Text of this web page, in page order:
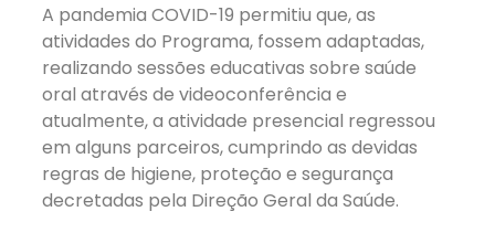
A pandemia COVID-19 permitiu que, as
atividades do Programa, fossem adaptadas,
realizando sessões educativas sobre saúde
oral através de videoconferência e
atualmente, a atividade presencial regressou
em alguns parceiros, cumprindo as devidas
regras de higiene, proteção e segurança
decretadas pela Direção Geral da Saúde.